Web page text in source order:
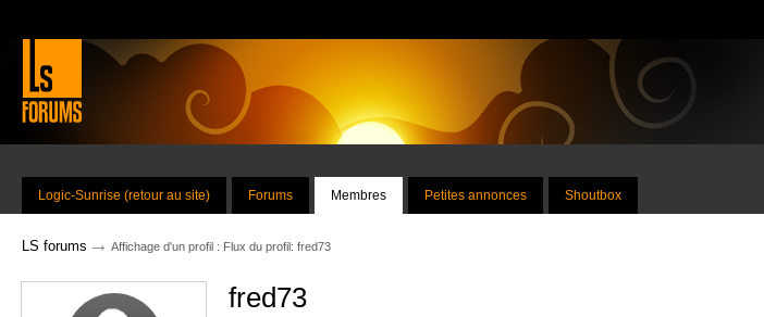
Logic-Sunrise (retour au site) Forums Membres Petites annonces Shoutbox
LS forums → Affichage d'un profil : Flux du profil: fred73
fred73